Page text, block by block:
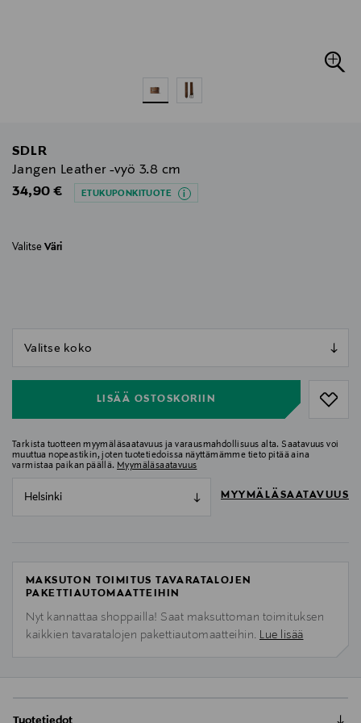
SDLR
Jangen Leather -vyö 3.8 cm
Original Price
34,90 € ETUKUPONKITUOTE
Valitse Väri
LISÄÄ OSTOSKORIIN
Tarkista tuotteen myymäläsaatavuus ja varausmahdollisuus alta. Saatavuus voi
muuttua nopeastikin, joten tuotetiedoissa näyttämämme tieto pitää aina
varmistaa paikan päällä. Myymäläsaatavuus
Helsinki MYYMÄLÄSAATAVUUS
MAKSUTON TOIMITUS TAVARATALOJEN
PAKETTIAUTOMAATTEIHIN
Nyt kannattaa shoppailla! Saat maksuttoman toimituksen
kaikkien tavaratalojen pakettiautomaatteihin. Lue lisää